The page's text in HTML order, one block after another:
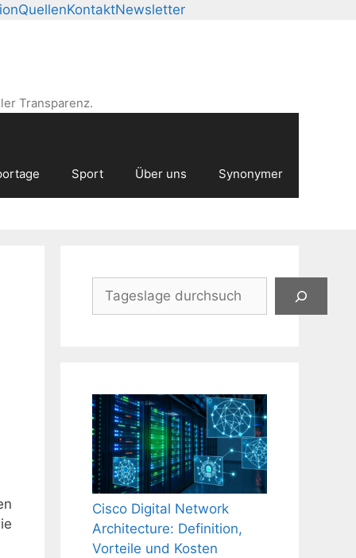
QuellenKontaktNewsletter
Transparenz.
Sport Über uns Synonymer
Suchen
Cisco Digital Network
Architecture: Definition,
Vorteile und Kosten